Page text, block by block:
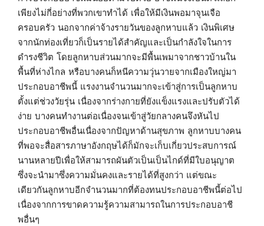
เพียงไม่กี่อย่างที่พวกเขาทำได้ เพื่อให้มีเงินพอมาจุนเจือ
ครอบครัว นอกจากค่าจ้างรายวันของลูกหาบแล้ว เงินพิเศษ
จากนักท่องเที่ยวก็เป็นรายได้สำคัญและเป็นกำลังใจในการ
ดำรงชีวิต โดยลูกหาบส่วนมากจะมีพื้นเพมาจากชาวบ้านใน
พื้นที่ห่างไกล หรือบางคนก็หนีความวุ่นวายจากเมืองใหญ่มา
ประกอบอาชีพนี้ แรงงานจำนวนมากจะเข้าสู่การเป็นลูกหาบ
ตั้งแต่ช่วงวัยรุ่น เนื่องจากร่างกายที่ยังแข็งแรงและปรับตัวได้
ง่าย บางคนทำงานต่อเนื่องจนเข้าสู่วัยกลางคนจึงหันไป
ประกอบอาชีพอื่นเนื่องจากปัญหาด้านสุขภาพ ลูกหาบบางคน
ที่พอจะสื่อสารภาษาอังกฤษได้ก็มักจะเก็บเกี่ยวประสบการณ์
นานหลายปีเพื่อให้สามารถผันตัวเป็นเป็นไกด์ที่มีใบอนุญาต
ซึ่งจะนำมาซึ่งความมั่นคงและรายได้ที่สูงกว่า แต่ขณะ
เดียวกันลูกหาบอีกจำนวนมากที่ต้องทนประกอบอาชีพนี้ต่อไป
เนื่องจากการขาดความรู้ความสามารถในการประกอบอาชี
พอื่นๆ